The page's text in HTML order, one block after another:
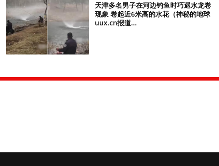
天津多名男子在河边钓鱼时巧遇水龙卷
现象 卷起近6米高的水花（神秘的地球
uux.cn报道...